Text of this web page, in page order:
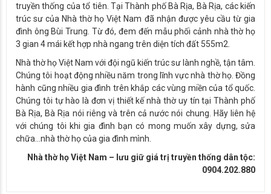
truyền thống của tổ tiên. Tại Thành phố Bà Rịa, Bà Rịa, các kiến
trúc sư của Nhà thờ họ Việt Nam đã nhận được yêu cầu từ gia
đình ông Bùi Trung. Từ đó, đem đến mẫu phối cảnh nhà thờ họ
3 gian 4 mái kết hợp nhà ngang trên diện tích đất 555m2.
Nhà thờ họ Việt Nam với đội ngũ kiến trúc sư lành nghề, tận tâm.
Chúng tôi hoạt động nhiều năm trong lĩnh vực nhà thờ họ. Đồng
hành cũng nhiều gia đình trên khắp các vùng miền của tổ quốc.
Chúng tôi tự hào là đơn vị thiết kế nhà thờ uy tín tại Thành phố
Bà Rịa, Bà Rịa nói riêng và trên cả nước nói chung. Hãy liên hệ
với chúng tôi khi gia đình bạn có mong muốn xây dựng, sửa
chữa…nhà thờ họ của gia đình mình.
Nhà thờ họ Việt Nam – lưu giữ giá trị truyền thống dân tộc:
0904.202.880